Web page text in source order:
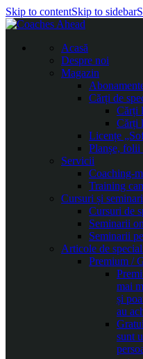
Skip to contentSkip to sidebar
Acasă
Despre noi
Magazin
Cărți de
Cărți
Cărți
Licențe
Planșe,
Servicii
Coaching-
Training
Cursuri și
Cursuri de
Seminarii
Seminarii
Articole de
Premium /
mai
și
au
sunt